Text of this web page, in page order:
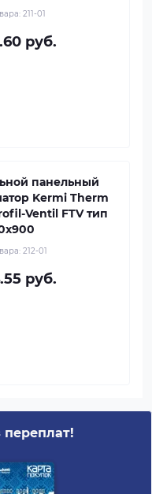
211-01
руб.
панельный
Kermi Therm
Ventil FTV тип
212-01
руб.
переплат!